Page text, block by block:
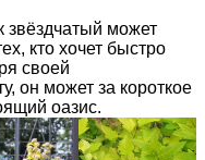
звёздчатый может
кто хочет быстро
своей
он может за короткое
оазис.